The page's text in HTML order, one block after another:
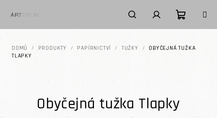
Hledat PřihlášeníNákupní
DOMŮ / PRODUKTY / PAPÍRNICTVÍ / TUŽKY /
OBYČEJNÁ TUŽKA
TLAPKY
Obyčejná tužka Tlapky